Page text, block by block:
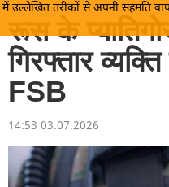
में उल्लेखित तरीकों से अपनी सहमति
रूस के
गिरफ्तार
FSB
14:53 03.07.2026